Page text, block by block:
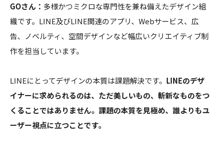
GOさん： 多様かつミクロな専門性を兼ね備えたデザイン組
織です。LINE及びLINE関連のアプリ、Webサービス、広
告、ノベルティ、空間デザインなど幅広いクリエイティブ制
作を担当しています。
LINEにとってデザインの本質は課題解決です。 LINEのデザ
イナーに求められるのは、ただ美しいもの、斬新なものをつ
くることではありません。課題の本質を見極め、誰よりもユ
ーザー視点に立つことです。